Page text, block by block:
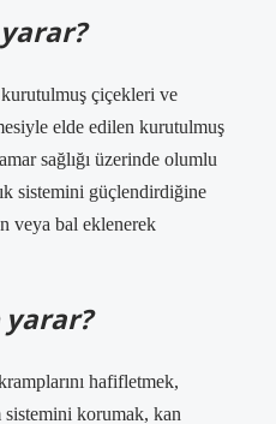
çiçekleri ve
elde edilen kurutulmuş
sağlığı üzerinde olumlu
sistemini güçlendirdiğine
veya bal eklenerek
yarar?
hafifletmek,
sistemini korumak, kan